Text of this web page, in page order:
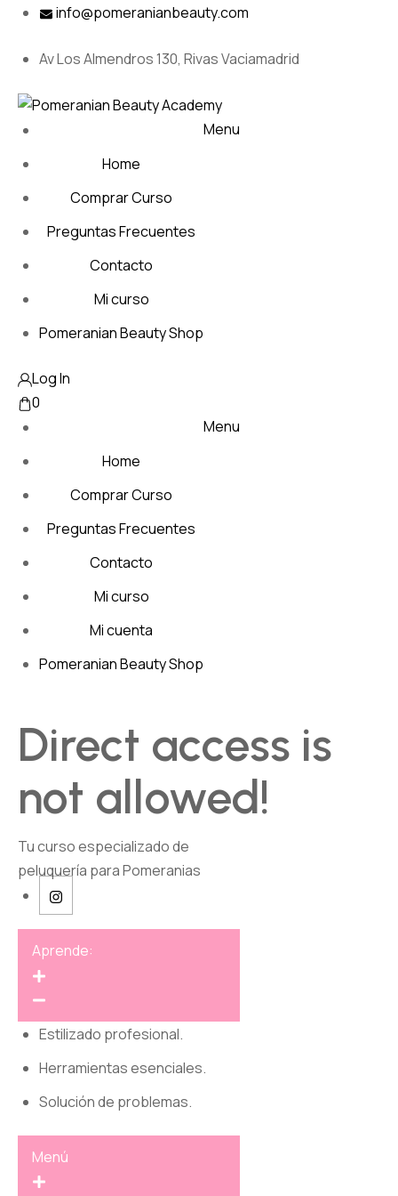
Skip
content
info@pomeranianbeauty.com
Av Los Almendros 130, Rivas Vaciamadrid
Home
Comprar Curso
Preguntas Frecuentes
Contacto
Mi curso
Pomeranian Beauty Shop
Menu
Log In
0
Home
Comprar Curso
Preguntas Frecuentes
Contacto
Mi curso
Mi cuenta
Pomeranian Beauty Shop
Menu
Direct access is
not allowed!
Tu curso especializado de
peluquería para Pomeranias
Aprende:
Estilizado profesional.
Herramientas esenciales.
Solución de problemas.
Menú